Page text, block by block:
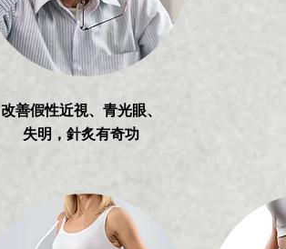
改善假性近視、青光眼、
失明，針炙有奇功